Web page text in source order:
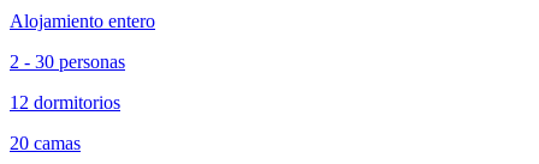
Alojamiento entero
2 - 30 personas
12 dormitorios
20 camas